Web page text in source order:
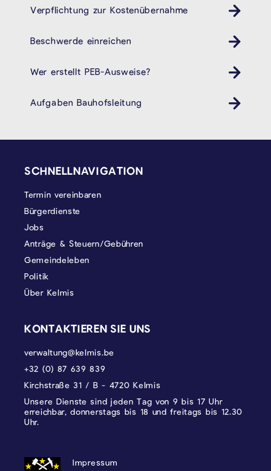
Verpflichtung zur Kostenübernahme
Beschwerde einreichen
Wer erstellt PEB-Ausweise?
Aufgaben Bauhofsleitung
SCHNELLNAVIGATION
Termin vereinbaren
Bürgerdienste
Jobs
Anträge & Steuern/Gebühren
Gemeindeleben
Politik
Über Kelmis
KONTAKTIEREN SIE UNS
verwaltung@kelmis.be
+32 (0) 87 639 839
Kirchstraße 31 / B - 4720 Kelmis
Unsere Dienste sind jeden Tag von 9 bis 17 Uhr
erreichbar, donnerstags bis 18 und freitags bis 12.30
Uhr.
DATENSCHUTZ, IMPRESSUM UND
Impressum